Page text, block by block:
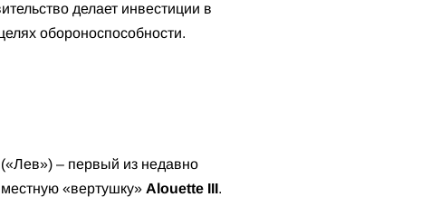
делает инвестиции в
обороноспособности.
(«Лев») – первый из недавно
«вертушку» Alouette III.